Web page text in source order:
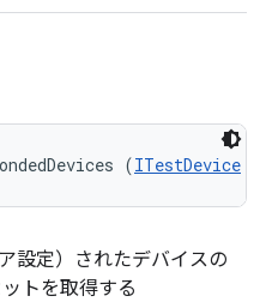
(ITestDevice
設定）されたデバイスの
トを取得する